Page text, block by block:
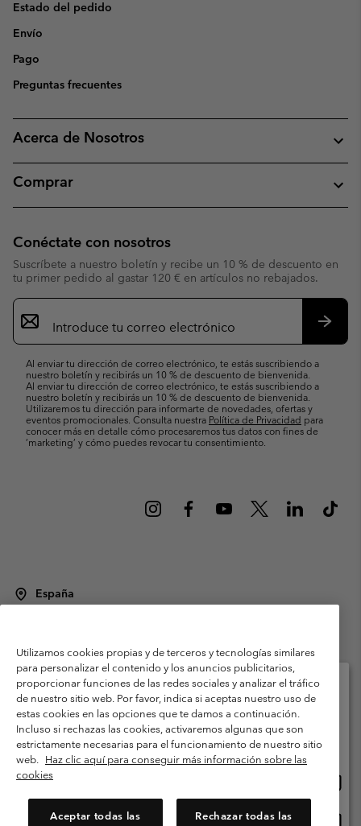
Estado del pedido
Envío
Pago
Preguntas frecuentes
Acerca de Nosotros
Comprar
Conéctate con nosotros
Suscríbete a nuestro boletín y recibe un 10 % de descuento en
tu primer pedido al gastar 120 € en artículos no rebajados.
Suscripción
de
correo
Al enviar tu dirección de correo electrónico, te estás suscribiendo a
nuestro boletín y recibirás un 10 % de descuento de bienvenida.
Al enviar tu dirección de correo electrónico, te estás suscribiendo a
nuestro boletín y recibirás un 10 % de descuento de bienvenida.
Utilizaremos tu dirección para informarte de novedades, ofertas y
eventos promocionales. Consulta nuestra Política de Privacidad para
conocer más en detalle cómo procesaremos tus datos con fines de
’marketing’ y cómo puedes revocar tu consentimiento.
España
Condiciones de uso
Terminos de Venta
Garantía
Política de Privacidad
Términos y condiciones del programa de miembros
Términos De Uso Del Contenido Generado Por Los Usuarios
Impressum
Cookies Public CBCR
Utilizamos cookies propias y de terceros y tecnologías similares
para personalizar el contenido y los anuncios publicitarios,
proporcionar funciones de las redes sociales y analizar el tráfico
de nuestro sitio web. Por favor, indica si aceptas nuestro uso de
estas cookies en las opciones que te damos a continuación.
Incluso si rechazas las cookies, activaremos algunas que son
estrictamente necesarias para el funcionamiento de nuestro sitio
web. Haz clic aquí para conseguir más información sobre las
cookies
Aceptar todas las
Rechazar todas las
Selecciona tu país e idioma envío
Compras en línea disponibles
línea
España